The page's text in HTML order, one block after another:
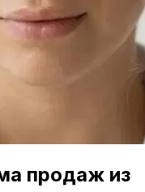
продаж из